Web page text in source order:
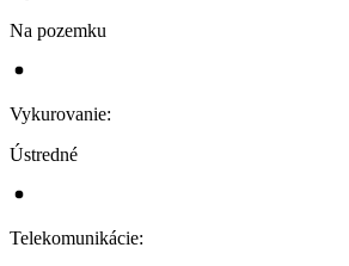
Na pozemku
Vykurovanie:
Ústredné
Telekomunikácie: